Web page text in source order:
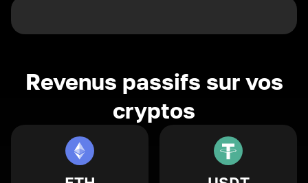
Revenus passifs sur vos
cryptos